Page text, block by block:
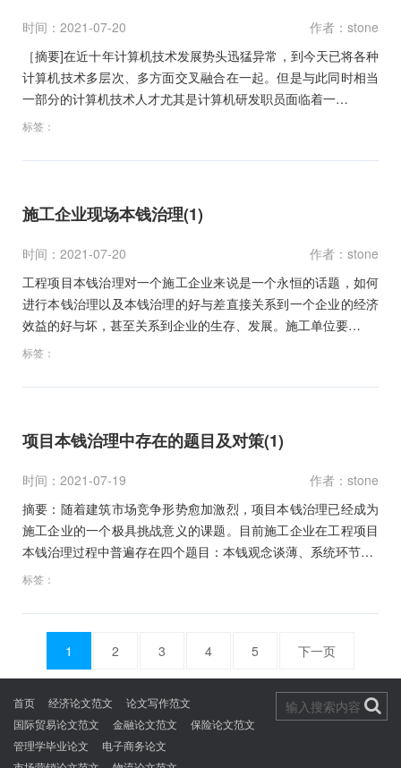
时间：2021-07-20
作者：stone
［摘要]在近十年计算机技术发展势头迅猛异常，到今天已将各种
计算机技术多层次、多方面交叉融合在一起。但是与此同时相当
一部分的计算机技术人才尤其是计算机研发职员面临着一…
标签：
施工企业现场本钱治理(1)
时间：2021-07-20
作者：stone
工程项目本钱治理对一个施工企业来说是一个永恒的话题，如何
进行本钱治理以及本钱治理的好与差直接关系到一个企业的经济
效益的好与坏，甚至关系到企业的生存、发展。施工单位要…
标签：
项目本钱治理中存在的题目及对策(1)
时间：2021-07-19
作者：stone
摘要：随着建筑市场竞争形势愈加激烈，项目本钱治理已经成为
施工企业的一个极具挑战意义的课题。目前施工企业在工程项目
本钱治理过程中普遍存在四个题目：本钱观念谈薄、系统环节…
标签：
文
章
导
航
1 2 3 4 5 下一页
首页 经济论文范文
论文写作范文
国际贸易论文范文
金融论文范文
保险论文范文
管理学毕业论文
电子商务论文